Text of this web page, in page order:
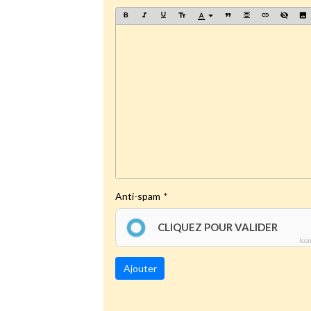
Anti-spam
CLIQUEZ POUR VALIDER
Ajouter